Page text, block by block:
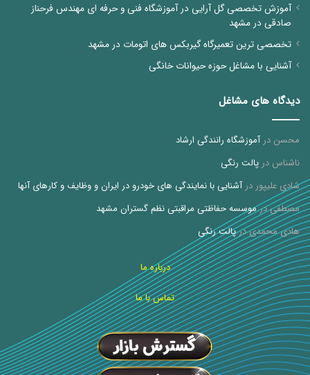
آموزش تخصصی گل آرایی در آموزشگاه فنی و حرفه ای مهندس فرحناز
صادقی در مشهد
تخصصی ترین تعمیرگاه گیربکس های اتومات در مشهد
آشنایی با مشاغل حوزه حیوانات خانگی
دیدگاه های مشاغل
محسن درآموزشگاه رانندگی ارشاد
ناشناس در پالت رنگی
شادی علیپور درآشنایی با نمایندگی های خودرو در ایران و وظایف و کارهای آنها
مصطفیدرموسسه حفاظتی مراقبتی نظم گستران مشهد
هادی محمدیدرپالت رنگی
درباره ما
تماس با ما